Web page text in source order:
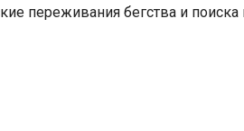
переживания бегства и поиска